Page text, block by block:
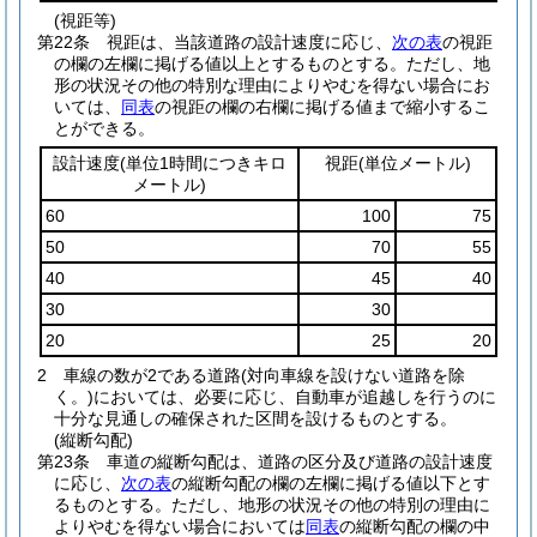
(視距等)
第22条
視距は、当該道路の設計速度に応じ、 次の表の視距
の欄の左欄に掲げる値以上とするものとする。 ただし、地
形の状況その他の特別な理由によりやむを得ない場合にお
いては、 同表の視距の欄の右欄に掲げる値まで縮小するこ
とができる。
設計速度(単位1時間につきキロ
メートル)
視距(単位メートル)
60 100
75
50
70
55
40
45
40
30
30
20
25
20
2
車線の数が2である道路(対向車線を設けない道路を除
く。)においては、必要に応じ、自動車が追越しを行うのに
十分な見通しの確保された区間を設けるものとする。
(縦断勾配)
第23条
車道の縦断勾配は、道路の区分及び道路の設計速度
に応じ、 次の表の縦断勾配の欄の左欄に掲げる値以下とす
るものとする。 ただし、地形の状況その他の特別の理由に
よりやむを得ない場合においては同表の縦断勾配の欄の中